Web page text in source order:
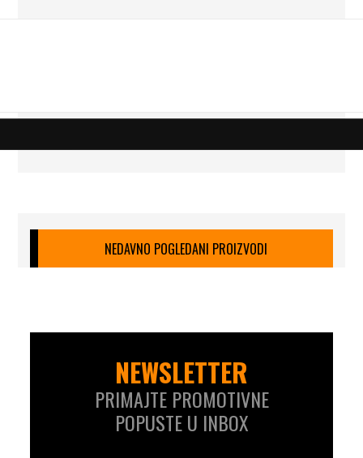
NEDAVNO POGLEDANI PROIZVODI
NEWSLETTER
PRIMAJTE PROMOTIVNE
POPUSTE U INBOX